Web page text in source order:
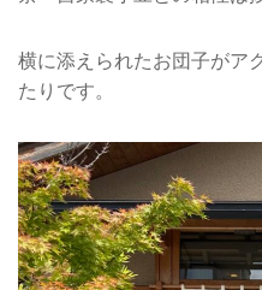
横に添えられたお団子がア
たりです。